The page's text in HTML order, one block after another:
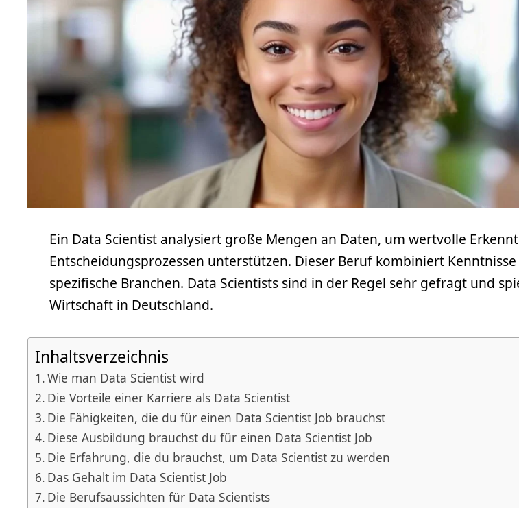
Ein Data Scientist analysiert große Mengen an Daten, um wertvolle
Entscheidungsprozessen unterstützen. Dieser Beruf kombiniert
spezifische Branchen. Data Scientists sind in der Regel sehr gefragt und
Wirtschaft in Deutschland.
Inhaltsverzeichnis
Wie man Data Scientist wird
Die Vorteile einer Karriere als Data Scientist
Die Fähigkeiten, die du für einen Data Scientist Job brauchst
Diese Ausbildung brauchst du für einen Data Scientist Job
Die Erfahrung, die du brauchst, um Data Scientist zu werden
Das Gehalt im Data Scientist Job
Die Berufsaussichten für Data Scientists